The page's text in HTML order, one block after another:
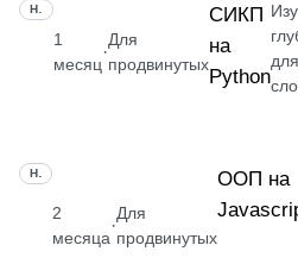
1
месяц
·
Для
продвинутых
СИКП
на
Python
НАВЫК
2
месяца
·
Для
продвинутых
ООП на